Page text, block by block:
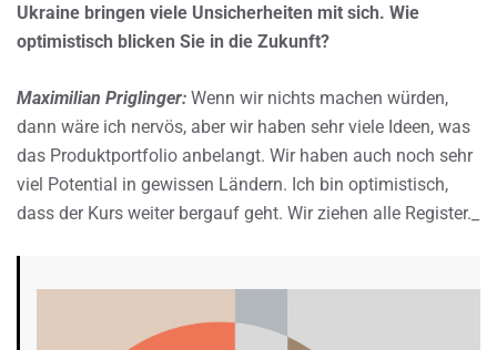
Ukraine bringen viele Unsicherheiten mit sich. Wie
optimistisch blicken Sie in die Zukunft?
Maximilian Priglinger: Wenn wir nichts machen würden,
dann wäre ich nervös, aber wir haben sehr viele Ideen, was
das Produktportfolio anbelangt. Wir haben auch noch sehr
viel Potential in gewissen Ländern. Ich bin optimistisch,
dass der Kurs weiter bergauf geht. Wir ziehen alle Register._